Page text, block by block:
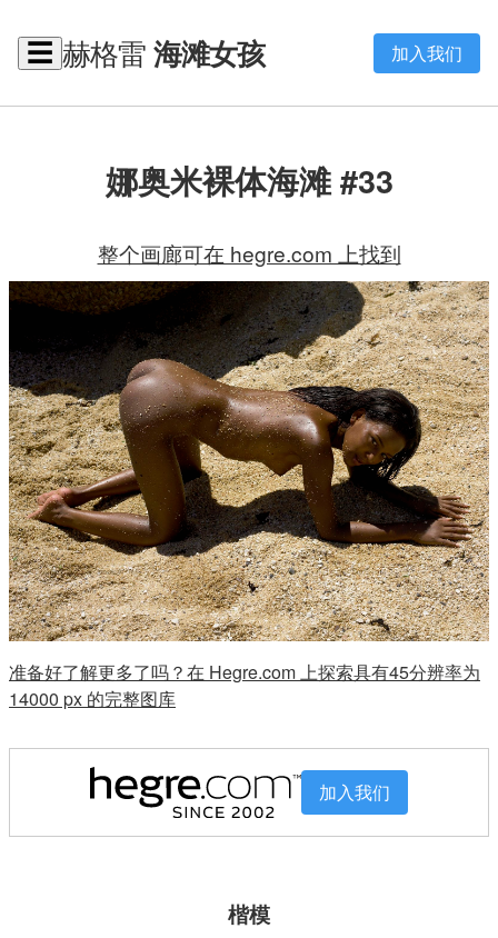
☰ 赫格雷海滩女孩 加入我们
娜奥米裸体海滩 #33
整个画廊可在 hegre.com 上找到
准备好了解更多了吗？在 Hegre.com 上探索具有45分辨率为
14000 px 的完整图库
加入我们
楷模